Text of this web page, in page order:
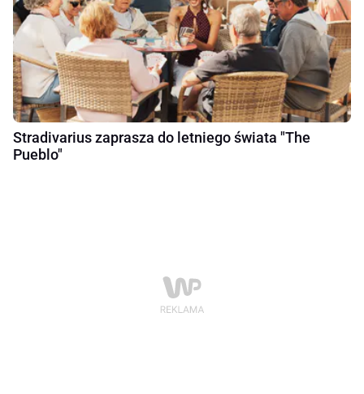
Stradivarius zaprasza do letniego świata "The
Pueblo"